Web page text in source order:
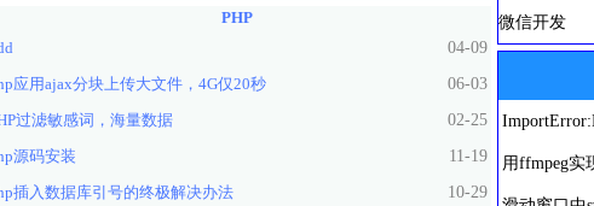
PHP
04-09
应用ajax分块上传大文件，4G仅20秒
06-03
过滤敏感词，海量数据
02-25
源码安装
11-19
插入数据库引号的终极解决办法
10-29
微信开发